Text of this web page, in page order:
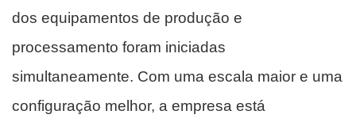
dos equipamentos de produção e
processamento foram iniciadas
simultaneamente. Com uma escala maior e uma
configuração melhor, a empresa está